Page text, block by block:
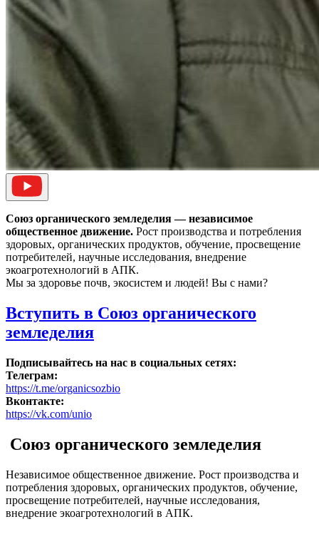
Союз органического земледелия — независимое
общественное движение. Рост производства и потребления
здоровых, органических продуктов, обучение, просвещение
потребителей, научные исследования, внедрение
экоагротехнологий в АПК.
Мы за здоровье почв, экосистем и людей! Вы с нами?
Вступить в Союз органического
земледелия
Подписывайтесь на нас в социальных сетях:
Телеграм:
https://t.me/organicsozbio
Вконтакте:
https://vk.com/unio
Союз органического земледелия
Независимое общественное движение. Рост производства и
потребления здоровых, органических продуктов, обучение,
просвещение потребителей, научные исследования,
внедрение экоагротехнологий в АПК.